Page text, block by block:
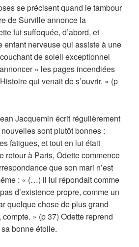
se précisent quand le tambour
de Surville annonce la
fut suffoquée, d’abord, et
enfant nerveuse qui assiste à une
de soleil exceptionnel
« les pages incendiées
qui venait de s’ouvrir. » (p
Jacquemin écrit régulièrement
sont plutôt bonnes :
fatigues, et tout en lui était
retour à Paris, Odette commence
que son mari n’est
: « (…) il lui répondait comme
d’existence propre, comme un
quelque chose de plus grand
» (p 37) Odette reprend
bonne étoile.